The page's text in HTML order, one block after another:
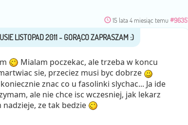
15 lata 4 miesiąc temu
Mialam poczekac, ale trzeba w koncu
sie, przeciez musi byc dobrze
znac co u fasolinki slychac... Ja ide
ale nie chce isc wczesniej, jak lekarz
ze tak bedzie